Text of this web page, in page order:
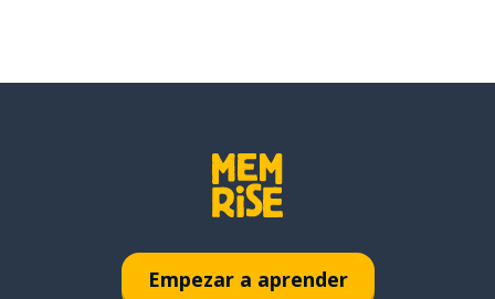
Empezar a aprender